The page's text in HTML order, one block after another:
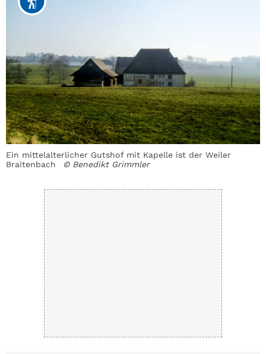
Ein mittelalterlicher Gutshof mit Kapelle ist der Weiler
Braitenbach
© Benedikt Grimmler